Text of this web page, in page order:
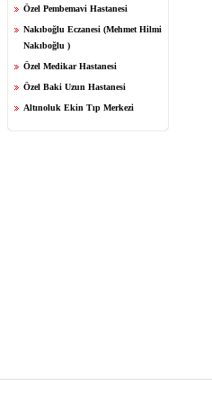
Özel Pembemavi Hastanesi
Nakıboğlu Eczanesi (Mehmet Hilmi
Nakıboğlu )
Özel Medikar Hastanesi
Özel Baki Uzun Hastanesi
Altınoluk Ekin Tıp Merkezi